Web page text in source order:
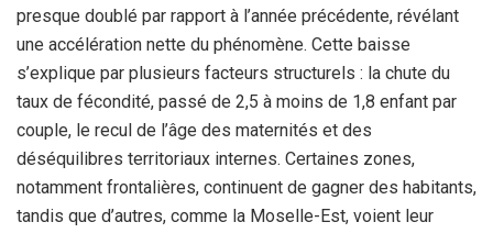
presque doublé par rapport à l’année précédente, révélant
une accélération nette du phénomène. Cette baisse
s’explique par plusieurs facteurs structurels : la chute du
taux de fécondité, passé de 2,5 à moins de 1,8 enfant par
couple, le recul de l’âge des maternités et des
déséquilibres territoriaux internes. Certaines zones,
notamment frontalières, continuent de gagner des habitants,
tandis que d’autres, comme la Moselle-Est, voient leur